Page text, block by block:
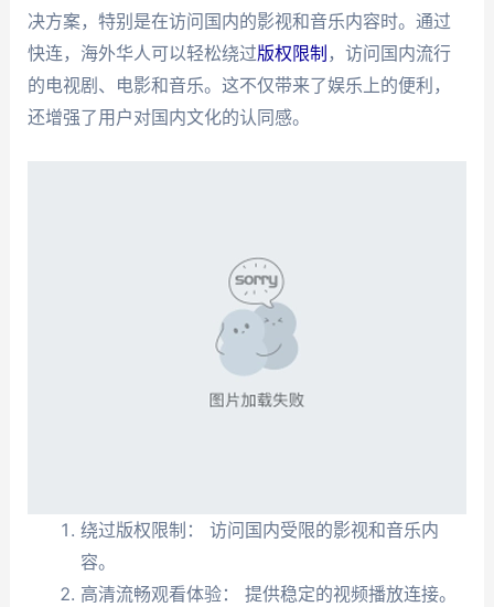
决方案，特别是在访问国内的影视和音乐内容时。通过
快连，海外华人可以轻松绕过版权限制 ，访问国内流行
的电视剧、电影和音乐。这不仅带来了娱乐上的便利，
还增强了用户对国内文化的认同感。
绕过版权限制： 访问国内受限的影视和音乐内
容。
高清流畅观看体验： 提供稳定的视频播放连接。